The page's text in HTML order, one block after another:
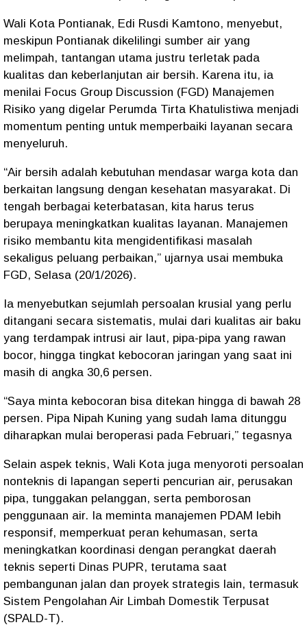
Wali Kota Pontianak, Edi Rusdi Kamtono, menyebut,
meskipun Pontianak dikelilingi sumber air yang
melimpah, tantangan utama justru terletak pada
kualitas dan keberlanjutan air bersih. Karena itu, ia
menilai Focus Group Discussion (FGD) Manajemen
Risiko yang digelar Perumda Tirta Khatulistiwa menjadi
momentum penting untuk memperbaiki layanan secara
menyeluruh.
“Air bersih adalah kebutuhan mendasar warga kota dan
berkaitan langsung dengan kesehatan masyarakat. Di
tengah berbagai keterbatasan, kita harus terus
berupaya meningkatkan kualitas layanan. Manajemen
risiko membantu kita mengidentifikasi masalah
sekaligus peluang perbaikan,” ujarnya usai membuka
FGD, Selasa (20/1/2026).
Ia menyebutkan sejumlah persoalan krusial yang perlu
ditangani secara sistematis, mulai dari kualitas air baku
yang terdampak intrusi air laut, pipa-pipa yang rawan
bocor, hingga tingkat kebocoran jaringan yang saat ini
masih di angka 30,6 persen.
“Saya minta kebocoran bisa ditekan hingga di bawah 28
persen. Pipa Nipah Kuning yang sudah lama ditunggu
diharapkan mulai beroperasi pada Februari,” tegasnya
Selain aspek teknis, Wali Kota juga menyoroti persoalan
nonteknis di lapangan seperti pencurian air, perusakan
pipa, tunggakan pelanggan, serta pemborosan
penggunaan air. Ia meminta manajemen PDAM lebih
responsif, memperkuat peran kehumasan, serta
meningkatkan koordinasi dengan perangkat daerah
teknis seperti Dinas PUPR, terutama saat
pembangunan jalan dan proyek strategis lain, termasuk
Sistem Pengolahan Air Limbah Domestik Terpusat
(SPALD-T).